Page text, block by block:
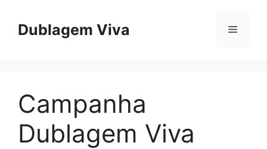
contentDublagem Viva Menu
Campanha
Dublagem Viva